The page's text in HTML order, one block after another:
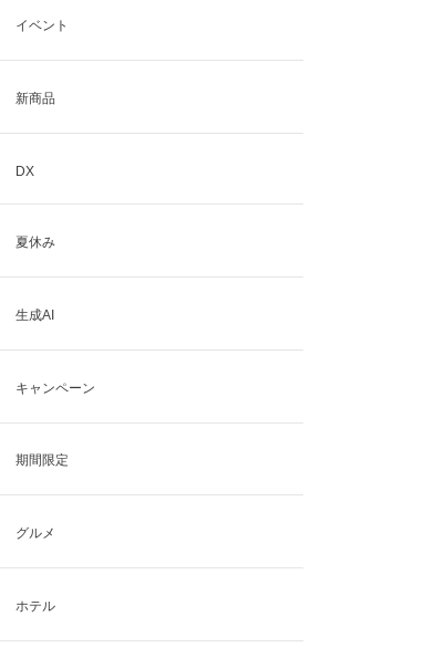
イベント
新商品
DX
夏休み
生成AI
キャンペーン
期間限定
グルメ
ホテル